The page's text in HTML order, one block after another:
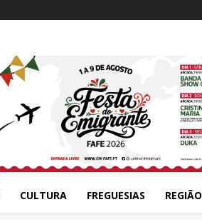
CULTURA FREGUESIAS REGIÃO